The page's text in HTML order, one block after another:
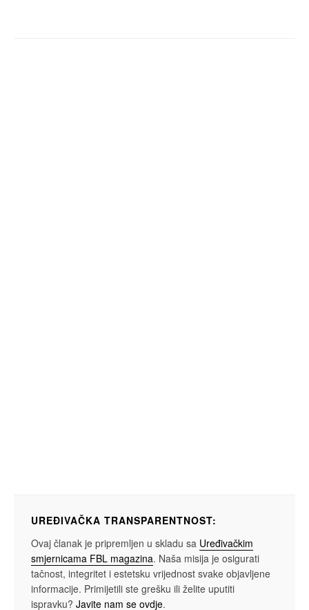
UREĐIVAČKA TRANSPARENTNOST:
Ovaj članak je pripremljen u skladu sa Uređivačkim
smjernicama FBL magazina. Naša misija je osigurati
tačnost, integritet i estetsku vrijednost svake objavljene
informacije. Primijetili ste grešku ili želite uputiti
ispravku? Javite nam se ovdje.